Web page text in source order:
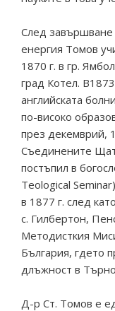
След завършване
енергия Томов
1870 г. в гр.
град Котел.
английската
по-високо
през декемврий,
Съединените
постъпил в
Teological
в 1877 г. след
с. Гилбертон,
Методисткия
България, гдето
длъжност в
Д-р Ст. Томов е